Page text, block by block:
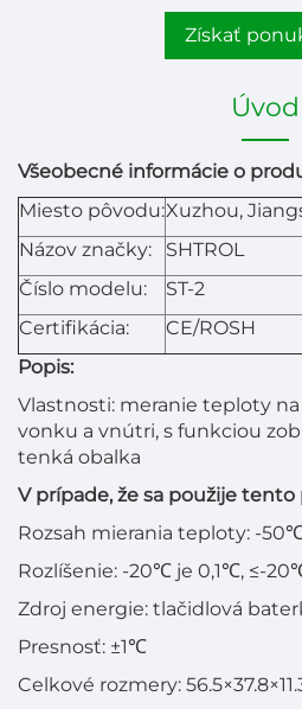
Získať
Úvod
Všeobecné informácie o
Miesto pôvodu:Xuzhou,
Názov značky:
SHTROL
Číslo modelu:
ST-2
Certifikácia:
CE/ROSH
Popis:
Vlastnosti: meranie teploty
vonku a vnútri, s funkciou
tenká obalka
V prípade, že sa použije tento
Rozsah mierania teploty: -
Rozlíšenie: -20℃ je 0,1℃, ≤-
Zdroj energie: tlačidlová
Presnosť: ±1℃
Celkové rozmery: